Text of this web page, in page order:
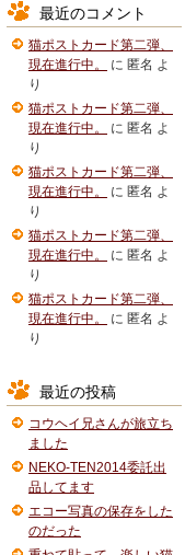
最近のコメント
猫ポストカード第二弾、
現在進行中。
に 匿名 よ
り
猫ポストカード第二弾、
現在進行中。
に 匿名 よ
り
猫ポストカード第二弾、
現在進行中。
に 匿名 よ
り
猫ポストカード第二弾、
現在進行中。
に 匿名 よ
り
猫ポストカード第二弾、
現在進行中。
に 匿名 よ
り
最近の投稿
コウヘイ兄さんが旅立ち
ました
NEKO-TEN2014委託出
品してます
エコー写真の保存をした
のだった